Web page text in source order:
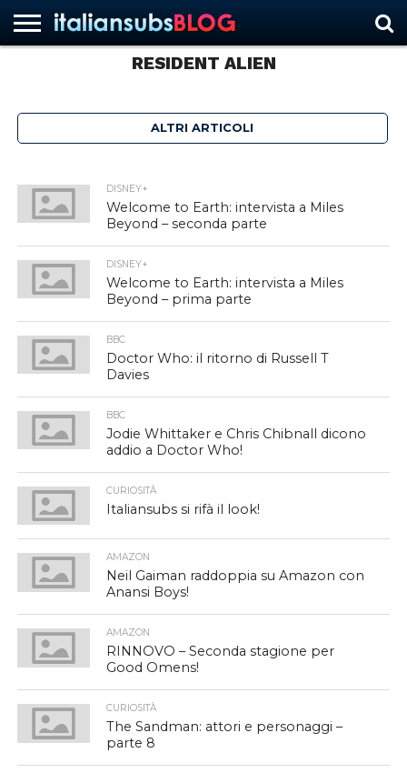
RESIDENT ALIEN
RINNOVO – Resident
Alien rinnovato su SyFy
ALTRI ARTICOLI
DISNEY+
Welcome to Earth: intervista a Miles
Beyond – seconda parte
DISNEY+
Welcome to Earth: intervista a Miles
Beyond – prima parte
BBC
Doctor Who: il ritorno di Russell T
Davies
BBC
Jodie Whittaker e Chris Chibnall dicono
addio a Doctor Who!
CURIOSITÀ
Italiansubs si rifà il look!
AMAZON
Neil Gaiman raddoppia su Amazon con
Anansi Boys!
AMAZON
RINNOVO – Seconda stagione per
Good Omens!
CURIOSITÀ
The Sandman: attori e personaggi –
parte 8